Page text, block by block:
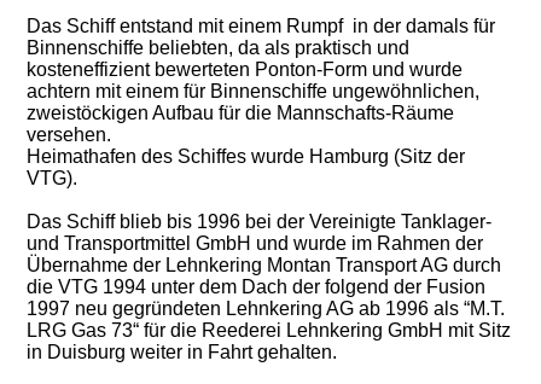
Das Schiff entstand mit einem Rumpf in der damals für
Binnenschiffe beliebten, da als praktisch und
kosteneffizient bewerteten Ponton-Form und wurde
achtern mit einem für Binnenschiffe ungewöhnlichen,
zweistöckigen Aufbau für die Mannschafts-Räume
versehen.
Heimathafen des Schiffes wurde Hamburg (Sitz der
VTG).
Das Schiff blieb bis 1996 bei der Vereinigte Tanklager-
und Transportmittel GmbH und wurde im Rahmen der
Übernahme der Lehnkering Montan Transport AG durch
die VTG 1994 unter dem Dach der folgend der Fusion
1997 neu gegründeten Lehnkering AG ab 1996 als “M.T.
LRG Gas 73“ für die Reederei Lehnkering GmbH mit Sitz
in Duisburg weiter in Fahrt gehalten.